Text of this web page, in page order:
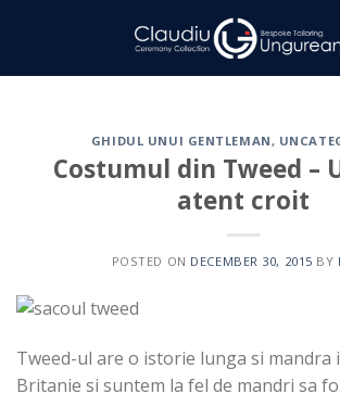
GHIDUL UNUI GENTLEMAN,
Costumul din Tweed –
atent croit
POSTED ON DECEMBER 30, 2015 BY
Tweed-ul are o istorie lunga si mandra
Britanie si suntem la fel de mandri sa